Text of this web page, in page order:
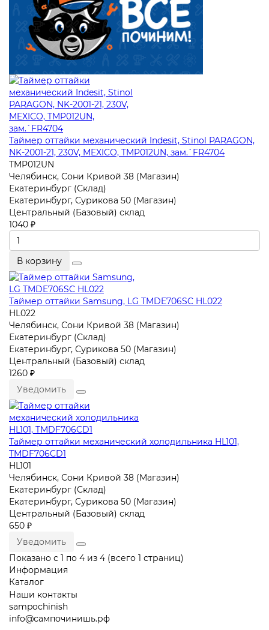
Таймер оттайки механический Indesit, Stinol PARAGON,
NK-2001-21, 230V, MEXICO, TMP012UN, зам.`FR4704
TMP012UN
Челябинск, Сони Кривой 38 (Магазин)
Екатеринбург (Склад)
Екатеринбург, Сурикова 50 (Магазин)
Центральный (Базовый) склад
1040 ₽
В корзину
Таймер оттайки Samsung, LG TMDE706SC HL022
HL022
Челябинск, Сони Кривой 38 (Магазин)
Екатеринбург (Склад)
Екатеринбург, Сурикова 50 (Магазин)
Центральный (Базовый) склад
1260 ₽
Уведомить
Таймер оттайки механический холодильника HL101,
TMDF706CD1
HL101
Челябинск, Сони Кривой 38 (Магазин)
Екатеринбург (Склад)
Екатеринбург, Сурикова 50 (Магазин)
Центральный (Базовый) склад
650 ₽
Уведомить
Показано с 1 по 4 из 4 (всего 1 страниц)
Информация
Каталог
Наши контакты
sampochinish
info@сампочинишь.рф